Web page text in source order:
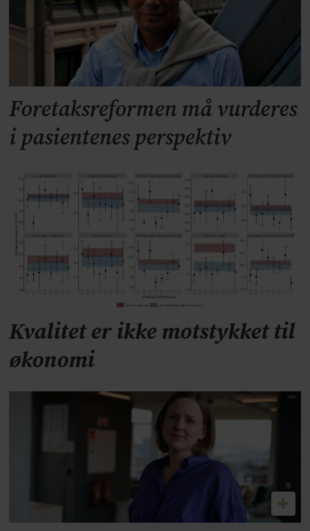
Foretaksreformen må vurderes
i pasientenes perspektiv
Kvalitet er ikke motstykket til
økonomi